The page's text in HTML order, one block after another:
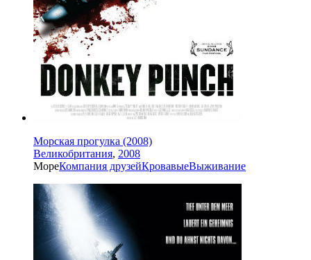
Морская прогулка (2008)
Великобритания, 2008
МореКомпания друзейКровавыеВыживание